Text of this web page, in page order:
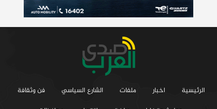
الرئيسية اخبار ملفات الشارع السياسي
فن وثقافة